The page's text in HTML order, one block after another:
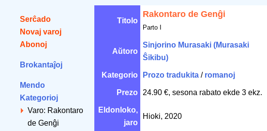
Serĉado
Novaj varoj
Abonoj
Brokantaĵoj
Mendo
Kategorioj
Varo: Rakontaro
de Genĝi
Titolo
Rakontaro de Genĝi
Parto I
Aŭtoro
Sinjorino Murasaki (Murasaki
Ŝikibu)
Kategorio Prozo tradukita / romanoj
Prezo 24.90 €, sesona rabato ekde 3 ekz.
Eldonloko,
jaro
Hioki, 2020